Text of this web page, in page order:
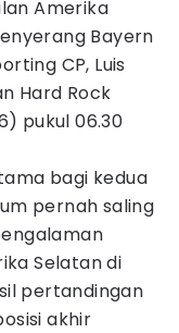
Amerika
Bayern
CP, Luis
Hard Rock
pukul 06.30
bagi kedua
pernah saling
Selatan di
pertandingan
akhir